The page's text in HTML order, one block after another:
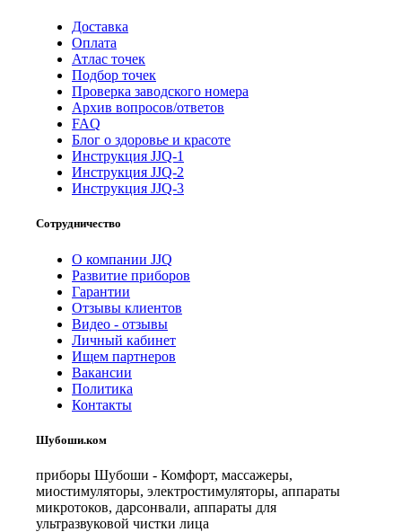
Доставка
Оплата
Атлас точек
Подбор точек
Проверка заводского номера
Архив вопросов/ответов
FAQ
Блог о здоровье и красоте
Инструкция JJQ-1
Инструкция JJQ-2
Инструкция JJQ-3
Сотрудничество
О компании JJQ
Развитие приборов
Гарантии
Отзывы клиентов
Видео - отзывы
Личный кабинет
Ищем партнеров
Вакансии
Политика
Контакты
Шубоши.ком
приборы Шубоши - Комфорт, массажеры,
миостимуляторы, электростимуляторы, аппараты
микротоков, дарсонвали, аппараты для
ультразвуковой чистки лица